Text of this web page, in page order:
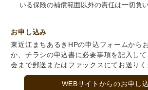
いる保険の補償範囲以外の責任は一切負い
お申し込み
東近江まちあるきHPの申込フォームから
か、チラシの申込書に必要事項を記入し
会まで郵送またはファックスにてお送りく
WEBサイトからのお申し